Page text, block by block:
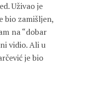
Uživao je
bio zamišljen,
na “dobar
vidio. Ali u
je bio